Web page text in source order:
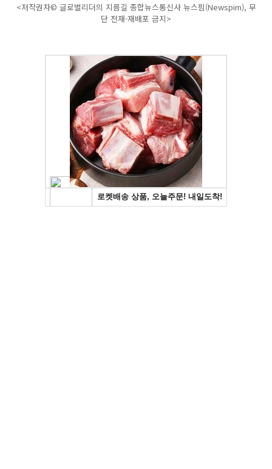
<저작권자© 글로벌리더의 지름길 종합뉴스통신사 뉴스핌(Newspim), 무
단 전재-재배포 금지>